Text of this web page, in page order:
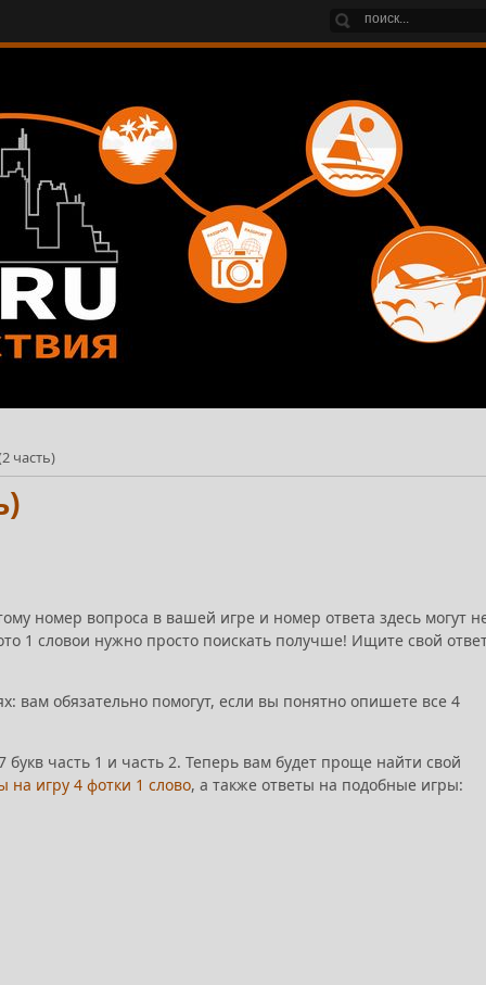
часть)
номер вопроса в вашей игре и номер ответа здесь могут
1 словои нужно просто поискать получше! Ищите свой
вам обязательно помогут, если вы понятно опишете все 4
букв часть 1 и часть 2. Теперь вам будет проще найти свой
на игру 4 фотки 1 слово, а также ответы на подобные игры: